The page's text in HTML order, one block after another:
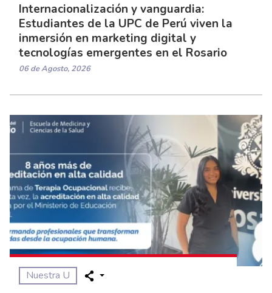
Internacionalización y vanguardia:
Estudiantes de la UPC de Perú viven la
inmersión en marketing digital y
tecnologías emergentes en el Rosario
06 de Agosto, 2026
Nuestra U